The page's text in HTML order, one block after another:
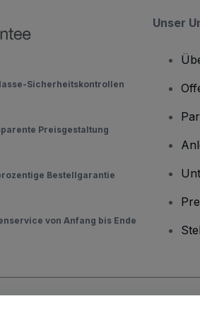
Sicherheitskontrollen
Preisgestaltung
Bestellgarantie
von Anfang bis Ende
Unser